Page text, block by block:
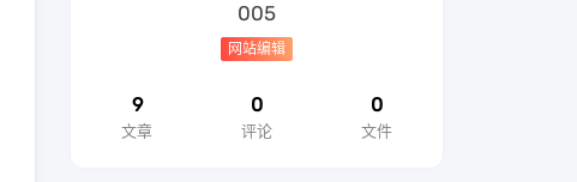
005
网站编辑
9
文章
0
评论
0
文件